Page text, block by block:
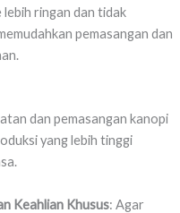
ringan dan tidak
pemasangan dan
dan pemasangan kanopi
yang lebih tinggi
Keahlian Khusus: Agar